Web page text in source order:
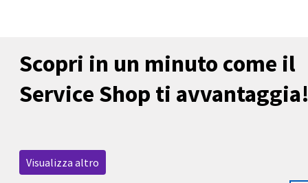
Scopri in un minuto come il
Service Shop ti
Visualizza altro